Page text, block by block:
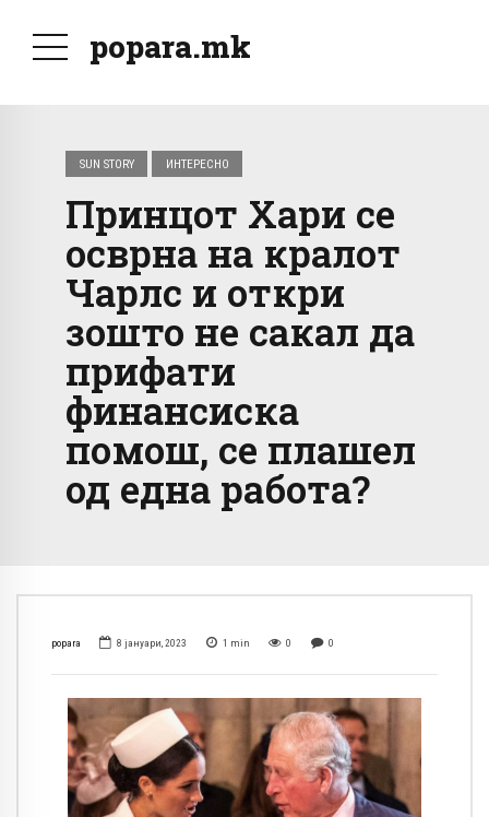
popara.mk
SUN STORY ИНТЕРЕСНО
Принцот Хари се
осврна на кралот
Чарлс и откри
зошто не сакал да
прифати
финансиска
помош, се плашел
од една работа?
popara 8 јануари, 2023 1 min 0 0